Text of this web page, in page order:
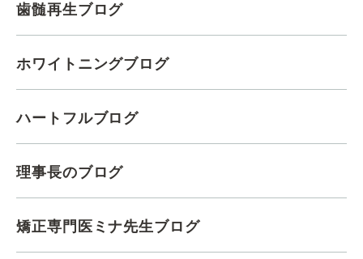
歯髄再生ブログ
ホワイトニングブログ
ハートフルブログ
理事長のブログ
矯正専門医ミナ先生ブログ